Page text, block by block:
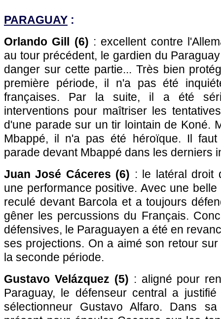
PARAGUAY :
Orlando Gill (6) : excellent contre
au tour précédent, le gardien du
danger sur cette partie... Très bien
première période, il n'a pas été
françaises. Par la suite, il a été
interventions pour maîtriser les
d'une parade sur un tir lointain de Koné.
Mbappé, il n'a pas été héroïque. Il
parade devant Mbappé dans les derniers
Juan José Cáceres (6) : le latéral droit
une performance positive. Avec une
reculé devant Barcola et a toujours
gêner les percussions du Français.
défensives, le Paraguayen a été en
ses projections. On a aimé son retour
la seconde période.
Gustavo Velázquez (5) : aligné pour
Paraguay, le défenseur central a
sélectionneur Gustavo Alfaro. Dans